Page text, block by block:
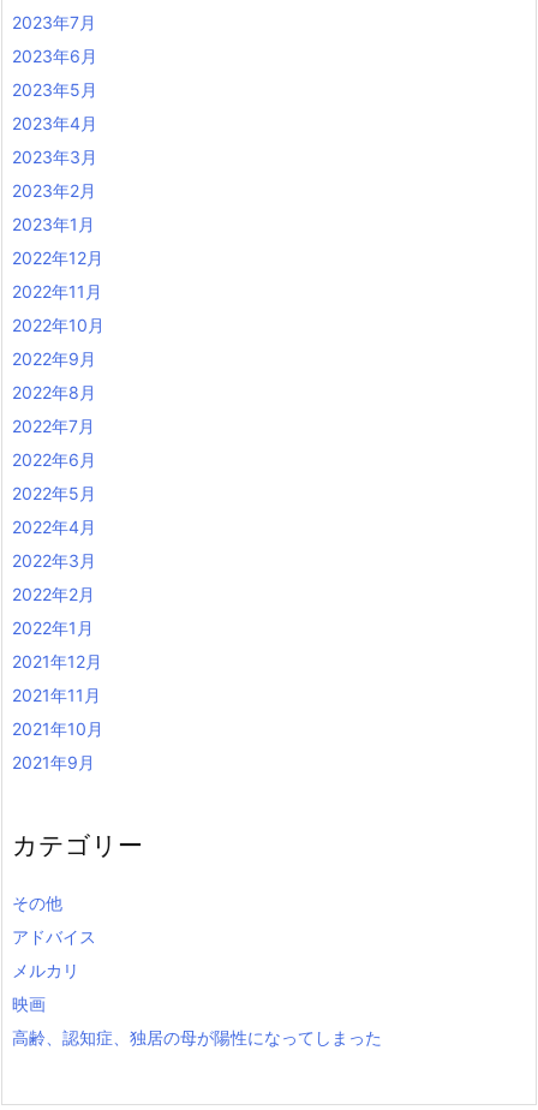
2023年7月
2023年6月
2023年5月
2023年4月
2023年3月
2023年2月
2023年1月
2022年12月
2022年11月
2022年10月
2022年9月
2022年8月
2022年7月
2022年6月
2022年5月
2022年4月
2022年3月
2022年2月
2022年1月
2021年12月
2021年11月
2021年10月
2021年9月
カテゴリー
その他
アドバイス
メルカリ
映画
高齢、認知症、独居の母が陽性になってしまった